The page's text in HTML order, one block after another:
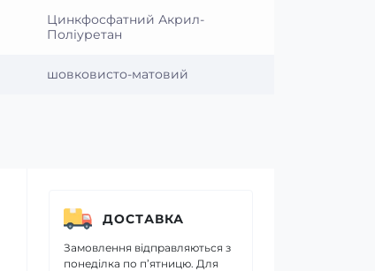
Цинкфосфатний Акрил-
Поліуретан
шовковисто-матовий
ДОСТАВКА
Замовлення відправляються з
понеділка по п’ятницю. Для